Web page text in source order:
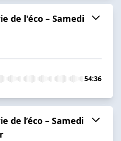
de l'éco – Samedi
54:36
de l’éco – Samedi